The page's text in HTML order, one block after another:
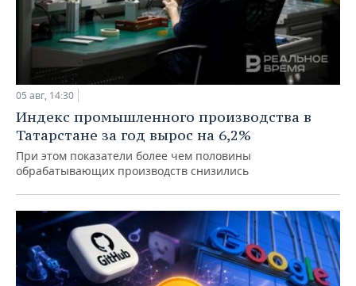
05 авг, 14:30
Индекс промышленного производства в
Татарстане за год вырос на 6,2%
При этом показатели более чем половины
обрабатывающих производств снизились